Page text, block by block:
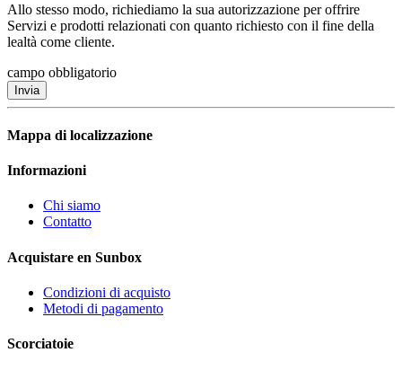
Allo stesso modo, richiediamo la sua autorizzazione per offrire
Servizi e prodotti relazionati con quanto richiesto con il fine della
lealtà come cliente.
campo obbligatorio
Invia
Mappa di localizzazione
Informazioni
Chi siamo
Contatto
Acquistare en Sunbox
Condizioni di acquisto
Metodi di pagamento
Scorciatoie